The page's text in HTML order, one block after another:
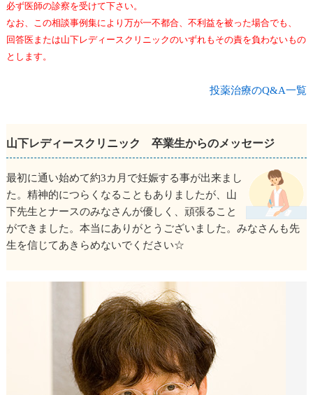
必ず医師の診察を受けて下さい。
なお、この相談事例集により万が一不都合、不利益を被った場合でも、
回答医または山下レディースクリニックのいずれもその責を負わないもの
とします。
投薬治療のQ&A一覧
山下レディースクリニック 卒業生からのメッセージ
最初に通い始めて約3カ月で妊娠する事が出来まし
た。精神的につらくなることもありましたが、山
下先生とナースのみなさんが優しく、頑張ること
ができました。本当にありがとうございました。みなさんも先
生を信じてあきらめないでください☆